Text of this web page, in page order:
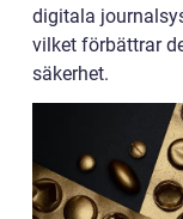
digitala
vilket förbättrar
säkerhet.